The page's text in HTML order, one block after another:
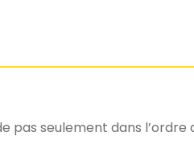
pas seulement dans